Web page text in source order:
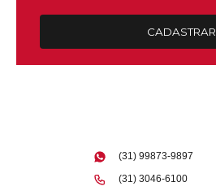
CADASTRAR
(31) 99873-9897
(31) 3046-6100